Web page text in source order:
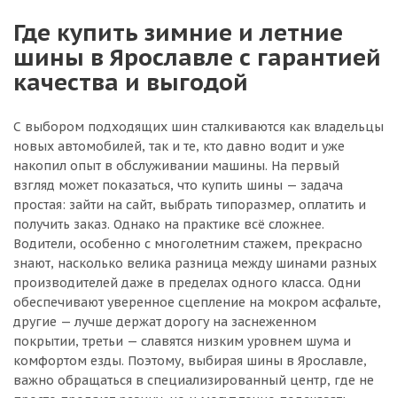
Где купить зимние и летние
шины в Ярославле с гарантией
качества и выгодой
С выбором подходящих шин сталкиваются как владельцы
новых автомобилей, так и те, кто давно водит и уже
накопил опыт в обслуживании машины. На первый
взгляд может показаться, что купить шины — задача
простая: зайти на сайт, выбрать типоразмер, оплатить и
получить заказ. Однако на практике всё сложнее.
Водители, особенно с многолетним стажем, прекрасно
знают, насколько велика разница между шинами разных
производителей даже в пределах одного класса. Одни
обеспечивают уверенное сцепление на мокром асфальте,
другие — лучше держат дорогу на заснеженном
покрытии, третьи — славятся низким уровнем шума и
комфортом езды. Поэтому, выбирая шины в Ярославле,
важно обращаться в специализированный центр, где не